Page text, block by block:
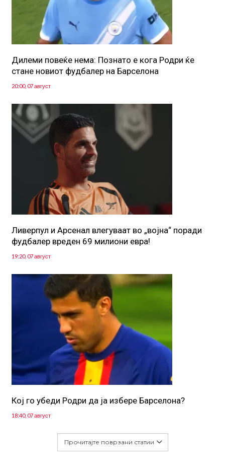
Дилеми повеќе нема: Познато е кога Родри ќе
стане новиот фудбалер на Барселона
20:00, 07 август
Ливерпул и Арсенал влегуваат во „војна“ поради
фудбалер вреден 69 милиони евра!
19:20, 07 август
Кој го убеди Родри да ја избере Барселона?
18:40, 07 август
Прочитајте поврзани статии